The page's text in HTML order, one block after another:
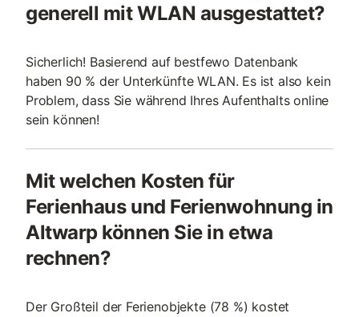
generell mit WLAN ausgestattet?
Sicherlich! Basierend auf bestfewo Datenbank
haben 90 % der Unterkünfte WLAN. Es ist also kein
Problem, dass Sie während Ihres Aufenthalts online
sein können!
Mit welchen Kosten für
Ferienhaus und Ferienwohnung in
Altwarp können Sie in etwa
rechnen?
Der Großteil der Ferienobjekte (78 %) kostet